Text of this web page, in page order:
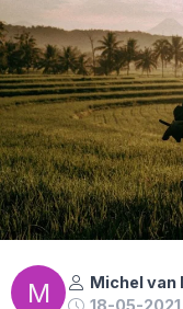
M
Michel van
18-05-